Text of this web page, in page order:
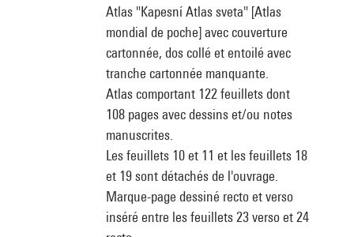
Atlas "Kapesní Atlas sveta" [Atlas
mondial de poche] avec couverture
cartonnée, dos collé et entoilé avec
tranche cartonnée manquante.
Atlas comportant 122 feuillets dont
108 pages avec dessins et/ou notes
manuscrites.
Les feuillets 10 et 11 et les feuillets 18
et 19 sont détachés de l'ouvrage.
Marque-page dessiné recto et verso
inséré entre les feuillets 23 verso et 24